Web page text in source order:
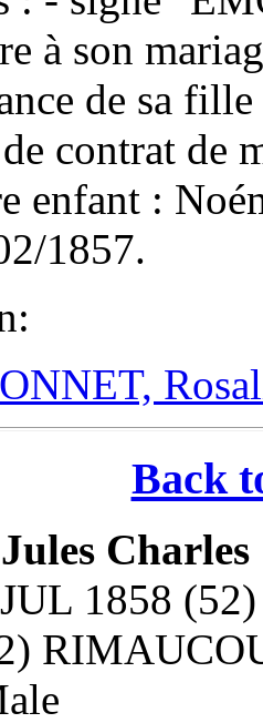
à son
de sa
contrat de
enfant :
1857.
Back
Charles
1858